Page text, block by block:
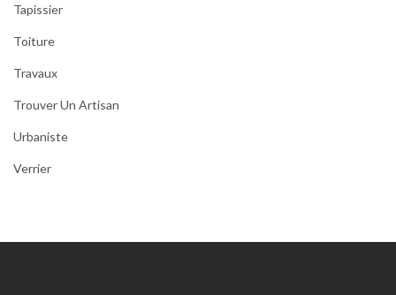
Tapissier
Toiture
Travaux
Trouver Un Artisan
Urbaniste
Verrier